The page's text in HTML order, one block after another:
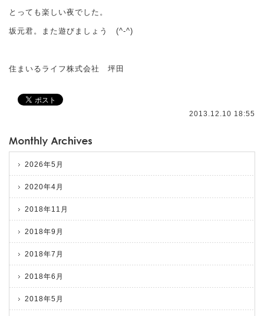
とっても楽しい夜でした。
坂元君。また遊びましょう (^-^)
住まいるライフ株式会社 坪田
2013.12.10 18:55
2026年5月
2020年4月
2018年11月
2018年9月
2018年7月
2018年6月
2018年5月